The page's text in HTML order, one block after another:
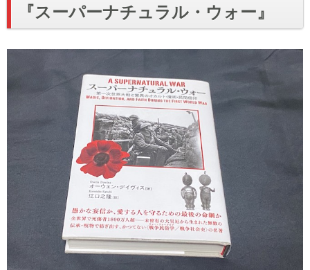
『スーパーナチュラル・ウォー』